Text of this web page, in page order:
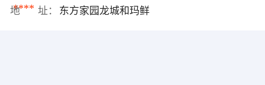
****
地 址： 东方家园龙城和玛鲜